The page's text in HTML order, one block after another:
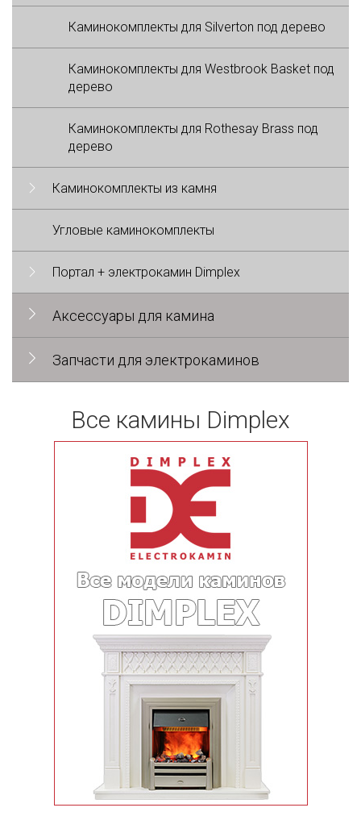
Каминокомплекты для Silverton под дерево
Каминокомплекты для Westbrook Basket под
дерево
Каминокомплекты для Rothesay Brass под
дерево
Каминокомплекты из камня
Угловые каминокомплекты
Портал + электрокамин Dimplex
Аксессуары для камина
Запчасти для электрокаминов
Все камины Dimplex